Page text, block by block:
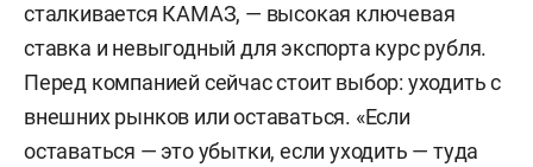
сталкивается КАМАЗ, — высокая ключевая
ставка и невыгодный для экспорта курс рубля.
Перед компанией сейчас стоит выбор: уходить с
внешних рынков или оставаться. «Если
оставаться — это убытки, если уходить — туда